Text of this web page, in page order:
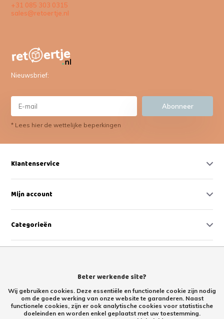
+31 085 303 0315
sales@retoertje.nl
Nieuwsbrief:
Abonneer
* Lees hier de wettelijke beperkingen
Klantenservice
Mijn account
Categorieën
Beter werkende site?
Wij gebruiken cookies. Deze essentiële en functionele cookie zijn nodig
om de goede werking van onze website te garanderen. Naast
functionele cookies, zijn er ook analytische cookies voor statistische
doeleinden en worden enkel geplaatst met uw toestemming.